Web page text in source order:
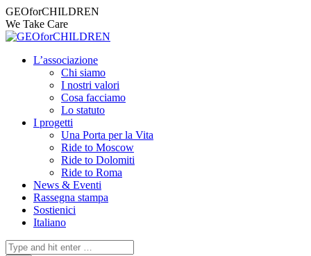
Vai
ai
contenuti
Facebook
page
opens
new
Instagram
page
opens
new
X
page
opens
new
YouTube
page
opens
new
Mail
page
opens
new
Facebook
page
opens
new
Instagram
page
opens
new
X
page
opens
new
YouTube
page
opens
new
Mail
page
opens
new
GEOforCHILDREN
We Take Care
L’associazione
Chi siamo
I nostri valori
Cosa facciamo
Lo statuto
I progetti
Una Porta per la Vita
Ride to Moscow
Ride to Dolomiti
Ride to Roma
News & Eventi
Rassegna stampa
Sostienici
Italiano
Cerca: